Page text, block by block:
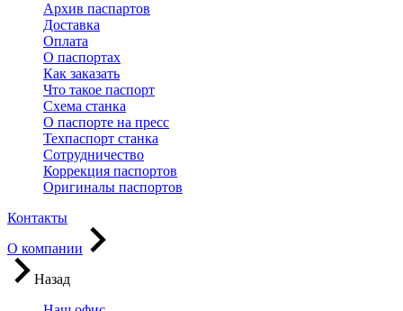
Архив паспартов
Доставка
Оплата
О паспортах
Как заказать
Что такое паспорт
Схема станка
О паспорте на пресс
Техпаспорт станка
Сотрудничество
Коррекция паспортов
Оригиналы паспортов
Контакты
О компании
Назад